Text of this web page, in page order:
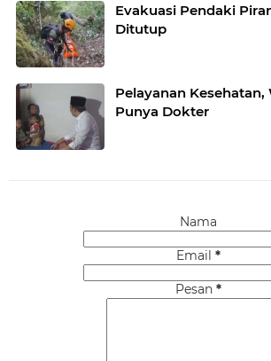
Evakuasi Pendaki
Ditutup
Pelayanan Kesehatan,
Punya Dokter
Nama
Email *
Pesan *